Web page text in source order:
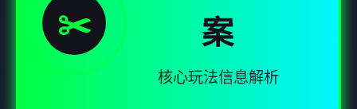
✂️
案
核心玩法信息解析